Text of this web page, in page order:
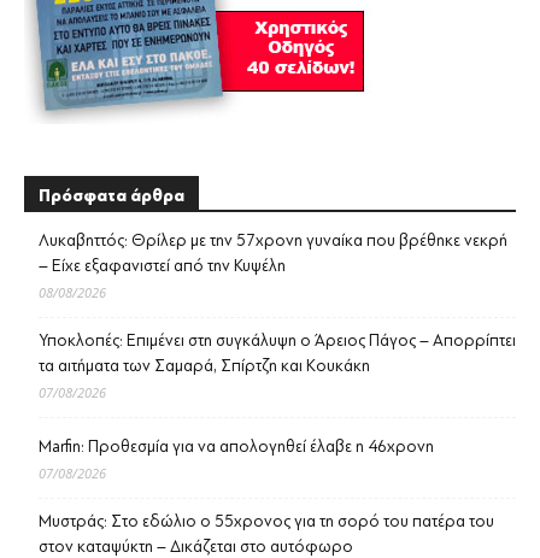
Πρόσφατα άρθρα
Λυκαβηττός: Θρίλερ με την 57χρονη γυναίκα που βρέθηκε νεκρή
– Είχε εξαφανιστεί από την Κυψέλη
08/08/2026
Υποκλοπές: Επιμένει στη συγκάλυψη ο Άρειος Πάγος – Απορρίπτει
τα αιτήματα των Σαμαρά, Σπίρτζη και Κουκάκη
07/08/2026
Marfin: Προθεσμία για να απολογηθεί έλαβε η 46χρονη
07/08/2026
Μυστράς: Στο εδώλιο ο 55χρονος για τη σορό του πατέρα του
στον καταψύκτη – Δικάζεται στο αυτόφωρο